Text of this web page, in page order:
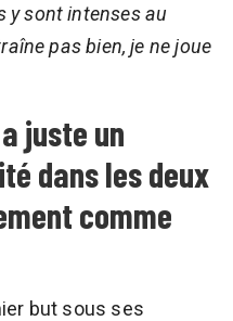
y sont intenses au
pas bien, je ne joue
juste un
dans les deux
comme
but sous ses